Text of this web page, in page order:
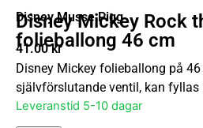
Disney Musse Pigg
Disney Mickey Rock
folieballong 46 cm
41.00kr
Disney Mickey folieballong på
självförslutande ventil, kan fyllas
Leveranstid 5-10 dagar